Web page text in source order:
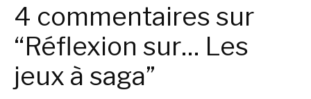
4 commentaires sur
“Réflexion sur… Les
jeux à saga”